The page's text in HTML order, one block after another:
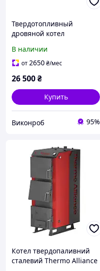
Твердотопливный
дровяной котел
VART КСТ-25 (Варт) 25 кВт
В наличии
от2650₴/мес
26 500₴
Купить
Виконроб 95%
Котел твердопаливний
сталевий Thermo Alliance